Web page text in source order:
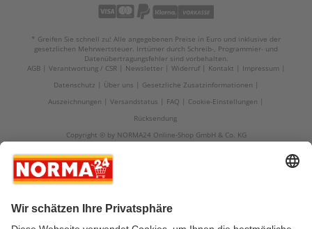
* Greifen Sie schnell zu! Alle angegebenen Preise in Euro und inklusive der
gesetzlichen Mehrwertsteuer. Irrtümer durch Schreib-, Programmier- und
Datenübertragungsfehler sind vorbehalten.
AGB
Verantwortung / CSR Newsletter Widerruf Kontakt
Impressum
Datenschutz
Über uns
Gesetzliche Zusatzinformationen
Auszeichnungen
Versandstatus FAQ
Cookie-Einstellungen
Rücksendung
Copyright © by NORMA24 Online-Shop GmbH & Co. KG